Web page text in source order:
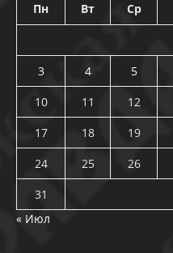
Пн Вт Ср
3
4 5
10
11 12
17
18 19
24
25 26
31
« Июл